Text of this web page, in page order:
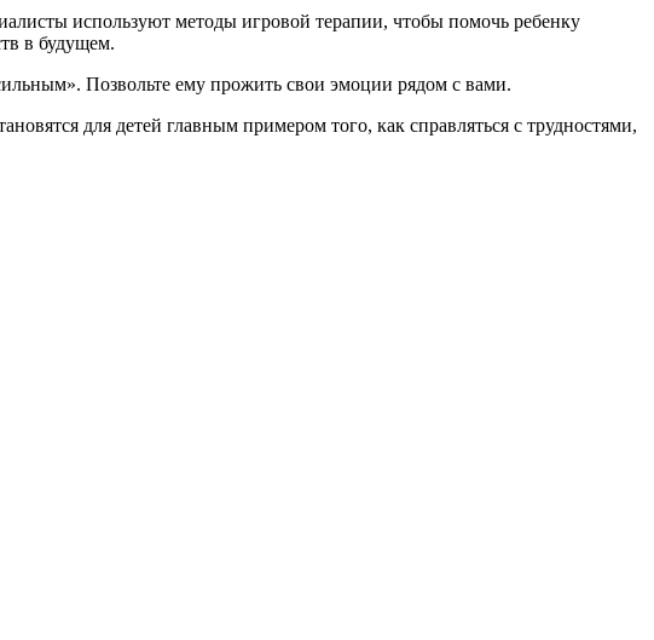
используют методы игровой терапии, чтобы помочь ребенку
в будущем.
Позвольте ему прожить свои эмоции рядом с вами.
для детей главным примером того, как справляться с трудностями,